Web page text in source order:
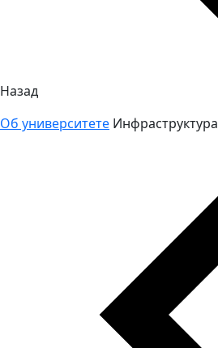
Назад
Об университете Инфраструктура